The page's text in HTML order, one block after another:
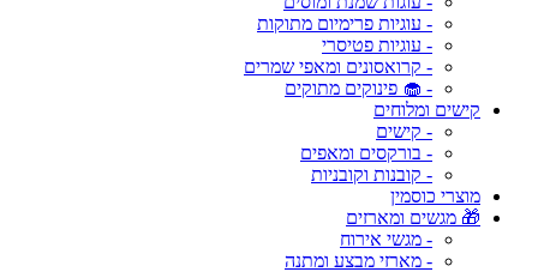
- עוגיות פרימיום מתוקות
- עוגיות פטיסרי
- קרואסונים ומאפי שמרים
- 🧁 פינוקים מתוקים
קישים ומלוחים
- קישים
- בורקסים ומאפים
- קובנות וקובניות
מוצרי כוסמין
🎁 מגשים ומארזים
- מגשי אירוח
- מארזי מבצע ומתנה